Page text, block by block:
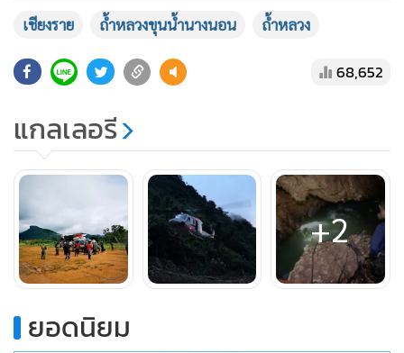
สำรวจโพรงอากาศผาหมี หาหนทางเข้าไปพัทยาบีชช่วย 13 ทีม
หมูป่า จดข้อมูล เพื่อคิด วิเคราะห์วางแผน และสั่งการทีมกู้ภัย
ตำรวจพลร่ม ค่ายนเรศวร
เฟซบุ๊กแฟนเพจ "Thai NavySEAL" โพสต์ภาพพร้อมข้อความ
ระบุ นักดำน้ำชุดที่ 1 เริ่มดำน้ำกันตั้งแต่เวลา 03.58 น. เข้าสู่ห้อง
โถง 3 และวางเชือกนำทางไปที่สามแยก ถึงขณะนี้ 13.20 ได้
ระยะทาง 400 เมตร ขณะนี้มีนักดำน้ำทั้งมนุษย์กบหน่วยซีล นัก
ดำน้ำออสเตรเลีย นักดำน้ำจากกู้ภัยอยุธยา รวม 25 คน ทำงาน
อยู่ภายในห้องโถง 3
ขอรับการสนับสนุน Emergency foil space blankets ด้วย
เชียงราย ถ้ำหลวงขุนน้ำนางนอน ถ้ำหลวง
68,652
แกลเลอรี
+2
ยอดนิยม